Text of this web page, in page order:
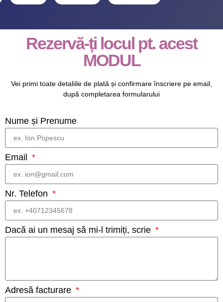
Rezervă-ți locul pt. acest
MODUL
Vei primi toate detaliile de plată și confirmare înscriere pe email,
după completarea formularului
Nume și Prenume
Email
Nr. Telefon
Dacă ai un mesaj să mi-l trimiți, scrie
Adresă facturare